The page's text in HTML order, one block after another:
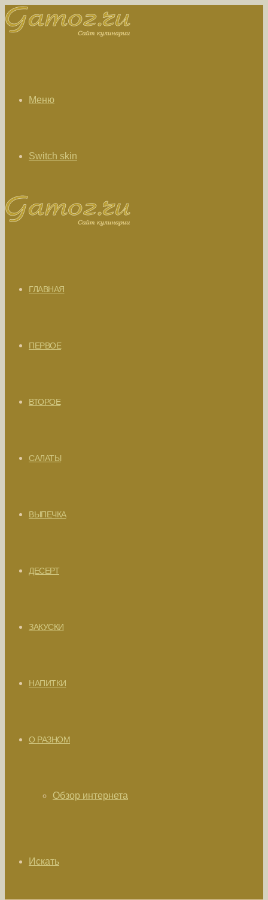
Меню
Switch skin
ГЛАВНАЯ
ПЕРВОЕ
ВТОРОЕ
САЛАТЫ
ВЫПЕЧКА
ДЕСЕРТ
ЗАКУСКИ
НАПИТКИ
О РАЗНОМ
Обзор интернета
Искать